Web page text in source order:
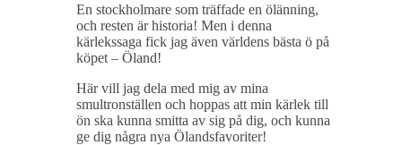
En stockholmare som träffade en ölänning,
och resten är historia! Men i denna
kärlekssaga fick jag även världens bästa ö på
köpet – Öland!
Här vill jag dela med mig av mina
smultronställen och hoppas att min kärlek till
ön ska kunna smitta av sig på dig, och kunna
ge dig några nya Ölandsfavoriter!